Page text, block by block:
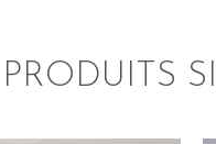
PRODUITS